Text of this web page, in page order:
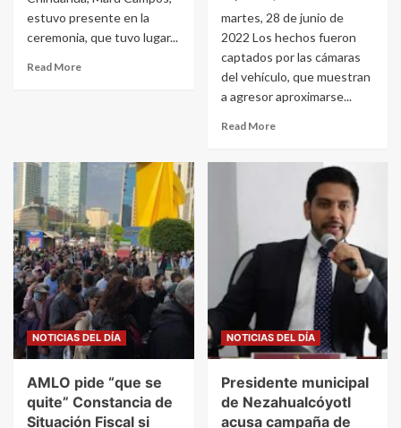
estuvo presente en la
ceremonia, que tuvo lugar...
Read More
martes, 28 de junio de
2022 Los hechos fueron
captados por las cámaras
del vehículo, que muestran
a agresor aproximarse...
Read More
NOTICIAS DEL DÍA
AMLO pide “que se
quite” Constancia de
Situación Fiscal si
NOTICIAS DEL DÍA
Presidente municipal
de Nezahualcóyotl
acusa campaña de